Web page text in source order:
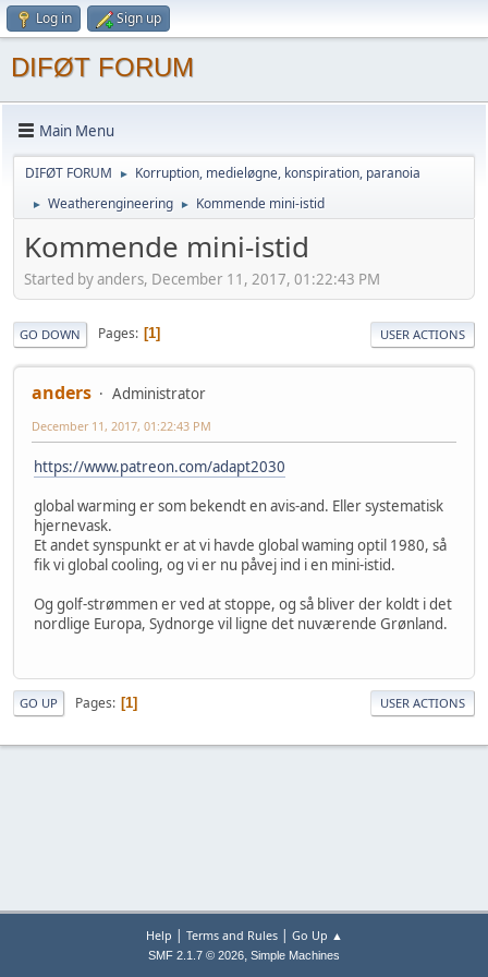
Log in Sign up
DIFØT FORUM
Main Menu
DIFØT FORUM ► Korruption, medieløgne, konspiration, paranoia
► Weatherengineering ► Kommende mini-istid
Kommende mini-istid
Started by anders, December 11, 2017, 01:22:43 PM
GO DOWN Pages 1 USER ACTIONS
anders Administrator
December 11, 2017, 01:22:43 PM
https://www.patreon.com/adapt2030
global warming er som bekendt en avis-and. Eller systematisk
hjernevask.
Et andet synspunkt er at vi havde global waming optil 1980, så
fik vi global cooling, og vi er nu påvej ind i en mini-istid.
Og golf-strømmen er ved at stoppe, og så bliver der koldt i det
nordlige Europa, Sydnorge vil ligne det nuværende Grønland.
GO UP Pages 1 USER ACTIONS
Help | Terms and Rules| Go Up ▲
SMF 2.1.7 © 2026, Simple Machines